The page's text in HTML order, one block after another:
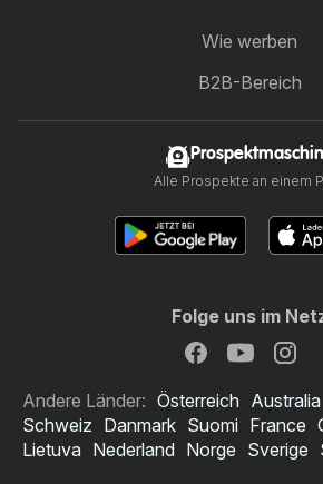
Wie werben
B2B-Bereich
Alle Prospekte an einem
Folge uns im
Andere Länder: Österreich Australia
Schweiz Danmark Suomi France
Lietuva Nederland Norge Sverige